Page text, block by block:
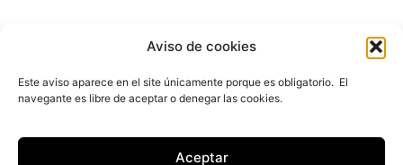
Aviso de cookies
Este aviso aparece en el site únicamente porque es obligatorio. El
navegante es libre de aceptar o denegar las cookies.
Aceptar
INSTAGRAMX